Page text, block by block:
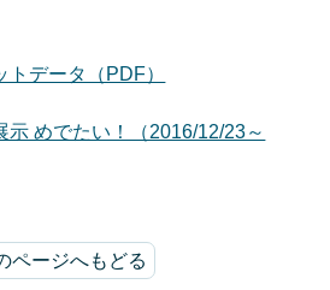
データ（PDF）
示 めでたい！（2016/12/23～
ページへもどる